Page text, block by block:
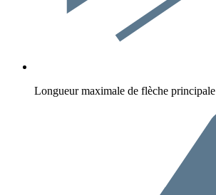
Longueur maximale de flèche principale